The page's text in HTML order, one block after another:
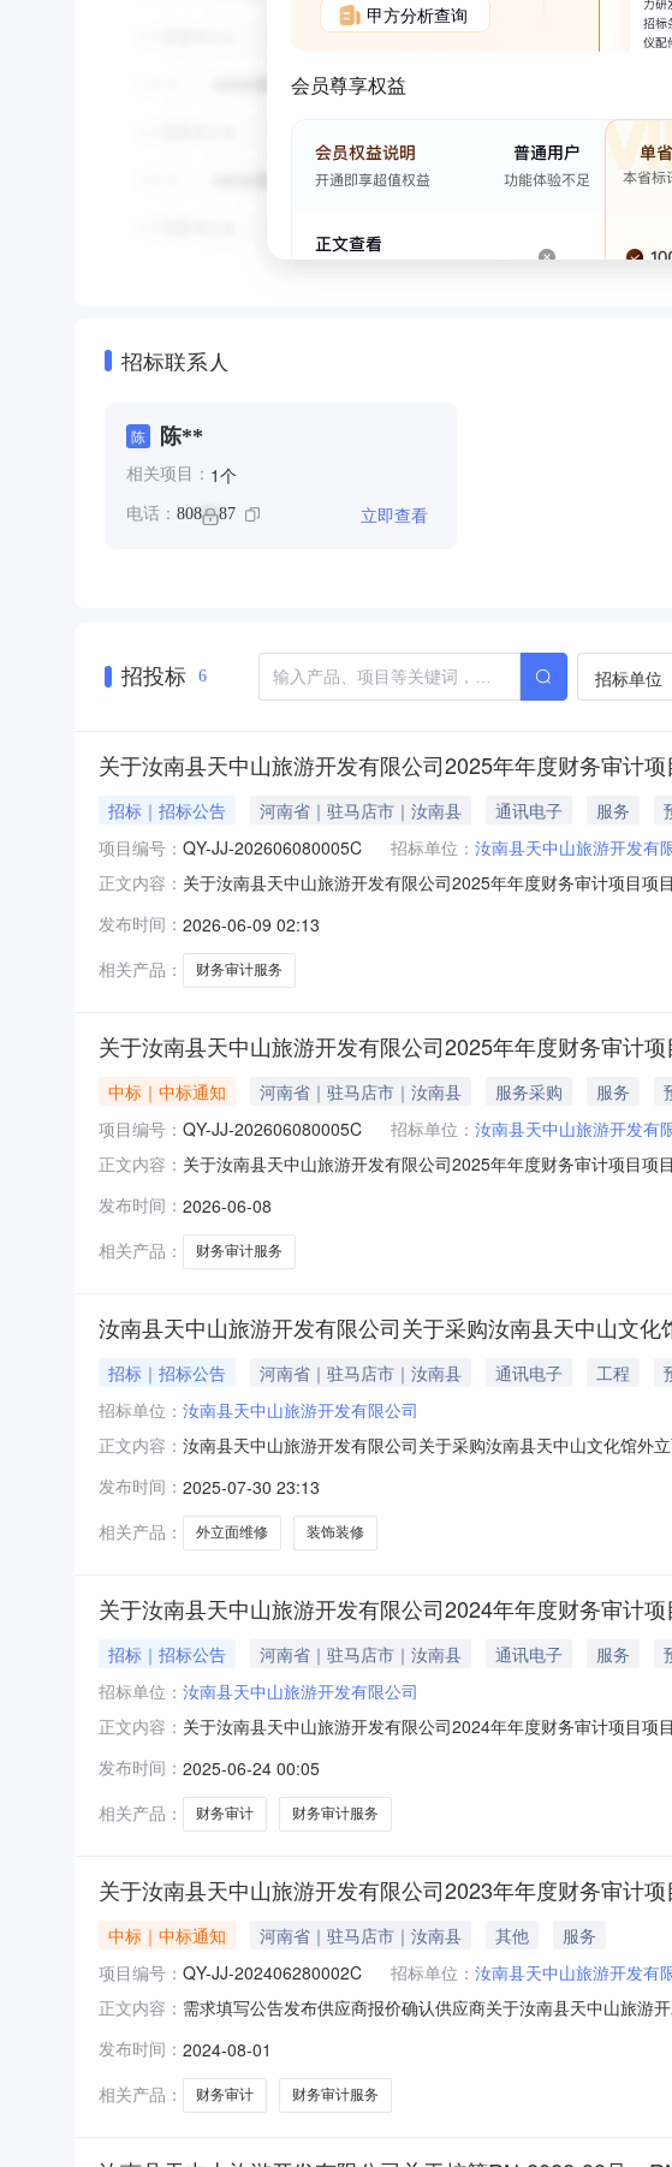
甲方分析查询
会员尊享权益
招标联系人
陈 陈**
相关项目： 1个
电话： 808**87 立即查看
招投标 6 招标单位
关于汝南县天中山旅游开发有限公司2025年年度财务审计项
招标｜招标公告 河南省｜驻马店市｜汝南县 通讯电子 服务
项目编号： QY-JJ-202606080005C 招标单位： 汝南县天中山旅游开发有
正文内容： 关于汝南县天中山旅游开发有限公司2025年年度财务审计项目
牌型号相关服务服务期限单价数量数量单位总价财务审计服务不
发布时间： 2026-06-09 02:13
相关产品：
财务审计服务
关于汝南县天中山旅游开发有限公司2025年年度财务审计项
中标｜中标通知 河南省｜驻马店市｜汝南县 服务采购 服务
项目编号： QY-JJ-202606080005C 招标单位： 汝南县天中山旅游开发有
正文内容： 关于汝南县天中山旅游开发有限公司2025年年度财务审计项目
元（二）、采购项目信息发起竞价时间（北京时间）：2026-06-
发布时间： 2026-06-08
相关产品：
财务审计服务
汝南县天中山旅游开发有限公司关于采购汝南县天中山文化
招标｜招标公告 河南省｜驻马店市｜汝南县 通讯电子 工程
招标单位： 汝南县天中山旅游开发有限公司
正文内容： 汝南县天中山旅游开发有限公司关于采购汝南县天中山文化馆外
子化政府采购。（二）网上竞价是指利用电子信息技术，对采购
竞价的商务要求等，由已在驻马店市政府采购电子
发布时间： 2025-07-30 23:13
相关产品：
外立面维修 装饰装修
关于汝南县天中山旅游开发有限公司2024年年度财务审计项
招标｜招标公告 河南省｜驻马店市｜汝南县 通讯电子 服务
招标单位： 汝南县天中山旅游开发有限公司
正文内容： 关于汝南县天中山旅游开发有限公司2024年年度财务审计项目
（二）网上竞价是指利用电子信息技术，对采购的商品规格、标
等，由已在驻马店市政府采购电子商城注册并通
发布时间： 2025-06-24 00:05
相关产品：
财务审计 财务审计服务
关于汝南县天中山旅游开发有限公司2023年年度财务审计项
中标｜中标通知 河南省｜驻马店市｜汝南县 其他
服务
项目编号： QY-JJ-202406280002C 招标单位： 汝南县天中山旅游开发有
正文内容： 需求填写公告发布供应商报价确认供应商关于汝南县天中山旅游
（二）、采购项目信息发起竞价时间（北京时间）：2024-08-
发布时间： 2024-08-01
相关产品：
财务审计 财务审计服务